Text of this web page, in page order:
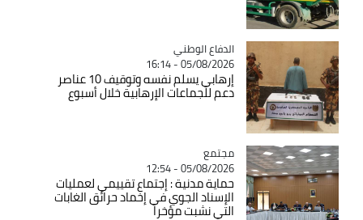
Catégorie
الدفاع الوطني
05/08/2026 - 16:14
إرهابي يسلم نفسه وتوقيف 10 عناصر
دعم للجماعات الإرهابية خلال أسبوع
Catégorie
مجتمع
05/08/2026 - 12:54
حماية مدنية : إجتماع تقييمي لعمليات
الإسناد الجوي في إخماد حرائق الغابات
التي نشبت مؤخرا